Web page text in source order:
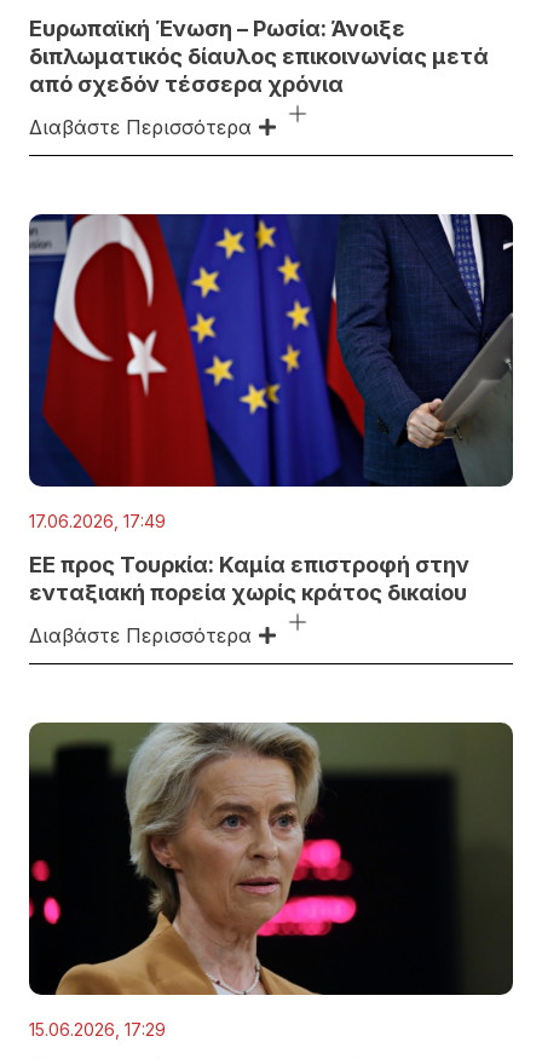
Ευρωπαϊκή Ένωση – Ρωσία: Άνοιξε
διπλωματικός δίαυλος επικοινωνίας μετά
από σχεδόν τέσσερα χρόνια
Διαβάστε Περισσότερα
17.06.2026, 17:49
ΕΕ προς Τουρκία: Καμία επιστροφή στην
ενταξιακή πορεία χωρίς κράτος δικαίου
Διαβάστε Περισσότερα
15.06.2026, 17:29